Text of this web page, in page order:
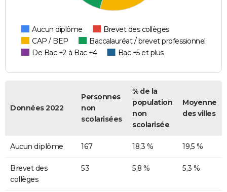
Aucun diplôme
Brevet des collèges
CAP / BEP
Baccalauréat / brevet professionnel
De Bac +2 à Bac +4
Bac +5 et plus
Données 2022
Personnes
non
scolarisées
% de la
population
non
scolarisée
Moyenne
des villes
Aucun diplôme 167 18,3 % 19,5 %
Brevet des
collèges
53 5,8 % 5,3 %